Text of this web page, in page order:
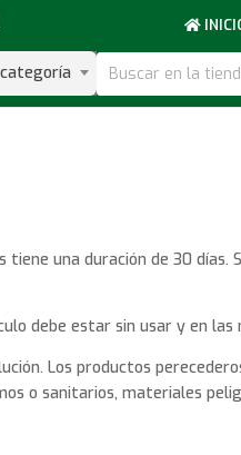
una duración de 30
debe estar sin usar y en
Los productos
o sanitarios, materiales